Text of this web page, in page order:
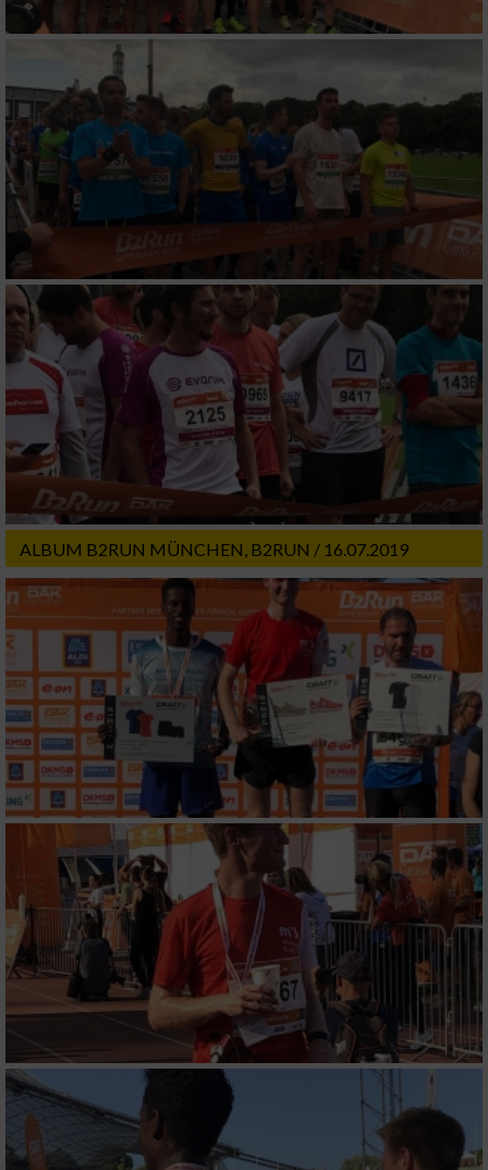
ALBUM B2RUN MÜNCHEN, B2RUN / 16.07.2019